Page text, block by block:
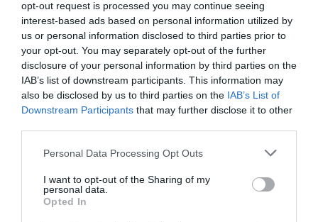
opt-out request is processed you may continue seeing
interest-based ads based on personal information utilized by
us or personal information disclosed to third parties prior to
your opt-out. You may separately opt-out of the further
disclosure of your personal information by third parties on the
IAB’s list of downstream participants. This information may
also be disclosed by us to third parties on the IAB’s List of
Downstream Participants that may further disclose it to other
Personal Data Processing Opt Outs
I want to opt-out of the Sharing of my
personal data.
Opted In
quieres más información, contacta con nosotros a
través deintelligence@2playbook.com.
Añadir2Playbookcomo fuente preferida de Google
de forma gratuita
Mantente informado con las últimas noticias de actualidad.
ACTIVAR AHORA
Compartir
Imprimir